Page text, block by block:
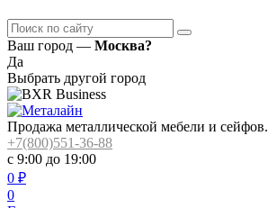
Ваш город — Москва?
Да
Выбрать другой город
Продажа металлической мебели и сейфов.
+7(800)551-36-88
с 9:00 до 19:00
0 ₽
0